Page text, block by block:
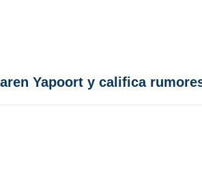
Yapoort y califica